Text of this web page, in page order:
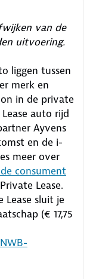
van de
uitvoering.
liggen tussen
merk en
in de private
auto rijd
Ayvens
en de i-
meer over
consument
Lease.
Lease sluit je
(€ 17,75